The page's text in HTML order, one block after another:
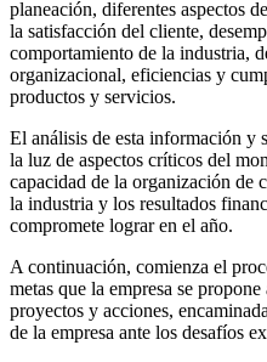
planeación, diferentes aspectos
la satisfacción del cliente,
comportamiento de la industria,
organizacional, eficiencias y
productos y servicios.
El análisis de esta información y
la luz de aspectos críticos del
capacidad de la organización de
la industria y los resultados
compromete lograr en el año.
A continuación, comienza el
metas que la empresa se
proyectos y acciones,
de la empresa ante los desafíos